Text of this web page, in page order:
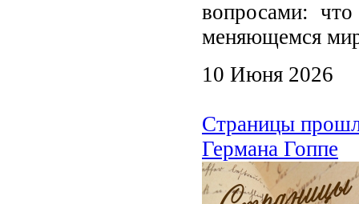
вопросами: что
меняющемся
10 Июня 2026
Страницы
Германа Гоппе